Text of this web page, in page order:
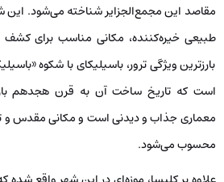
مقاصد این مجمع‌الجزایر شناخته می‌شود. این
طبیعی خیره‌کننده، مکانی مناسب برای کشف
بارزترین ویژگی ترور، باسیلیکای با شکوه
است که تاریخ ساخت آن به قرن هجدهم
معماری جذاب و دیدنی است و مکانی مقدس و
محسوب می‌شود.